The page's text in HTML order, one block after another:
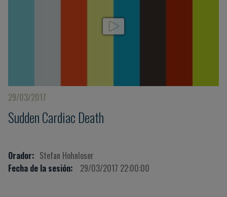
29/03/2017
Sudden Cardiac Death
Orador: Stefan Hohnloser
Fecha de la sesión:
29/03/2017 22:00:00